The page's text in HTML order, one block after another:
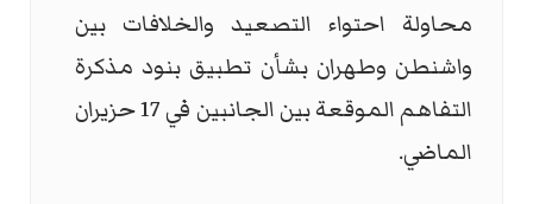
محاولة احتواء التصعيد والخلافات بين
واشنطن وطهران بشأن تطبيق بنود مذكرة
التفاهم الموقعة بين الجانبين في 17 حزيران
الماضي.